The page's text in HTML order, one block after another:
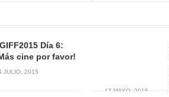
Día 6:
cine por favor!
JULIO, 2015
17 MAYO, 2015